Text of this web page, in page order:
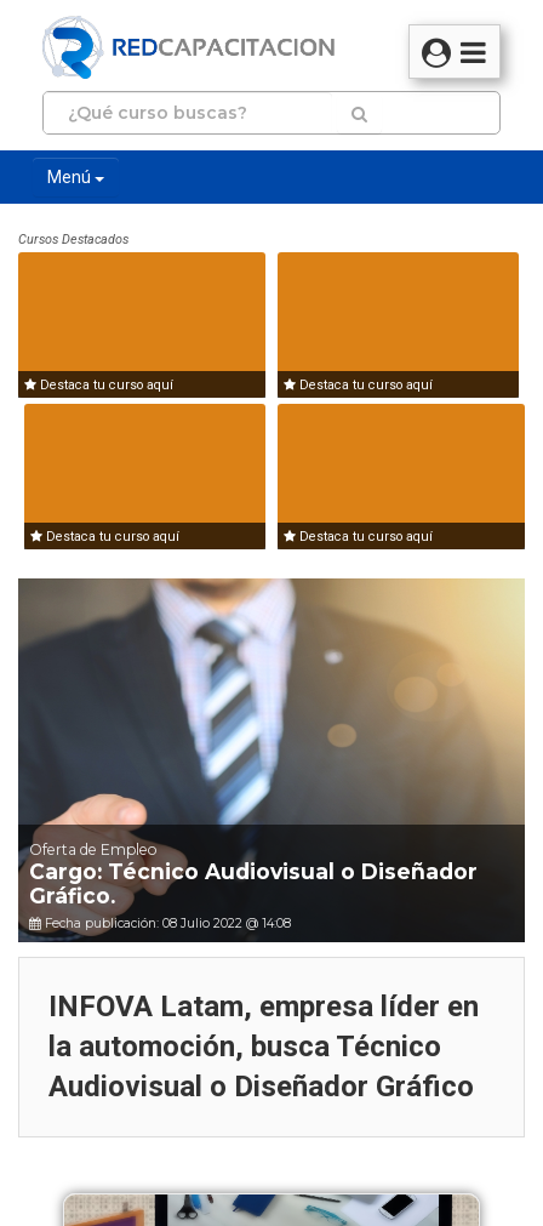
Menú
Cursos Destacados
Destaca tu curso aquí Destaca tu curso aquí
Destaca tu curso aquí Destaca tu curso aquí
Oferta de Empleo
Cargo: Técnico Audiovisual o Diseñador
Gráfico.
Fecha publicación: 08 Julio 2022 @ 14:08
INFOVA Latam, empresa líder en
la automoción, busca Técnico
Audiovisual o Diseñador Gráfico